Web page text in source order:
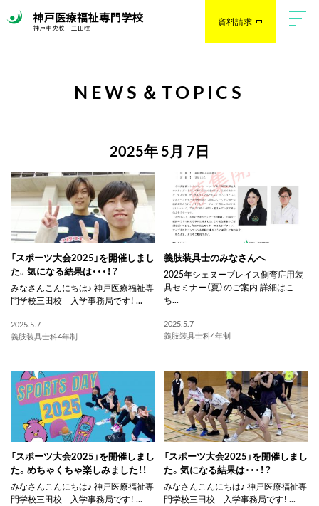
資料請求
NEWS＆TOPICS
2025年 5月 7日
「スポーツ大会2025」を開催しまし
た。気になる結果は・・・！？
みなさんこんにちは♪ 神戸医療福祉専
門学校三田校 入学事務局です！ ...
2025.5.7
義肢装具士科4年制
義肢装具士のみなさんへ
2025年シェヌーブレイス側弯症用装
具セミナー（夏）のご案内 詳細はこ
ち...
2025.5.7
義肢装具士科4年制
「スポーツ大会2025」を開催しまし
た。めちゃくちゃ楽しみました！！
みなさんこんにちは♪ 神戸医療福祉専
門学校三田校 入学事務局です！ ...
「スポーツ大会2025」を開催しまし
た。気になる結果は・・・！？
みなさんこんにちは♪ 神戸医療福祉専
門学校三田校 入学事務局です！ ...